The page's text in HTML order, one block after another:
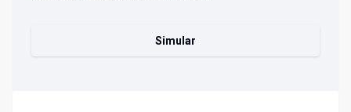
Simular